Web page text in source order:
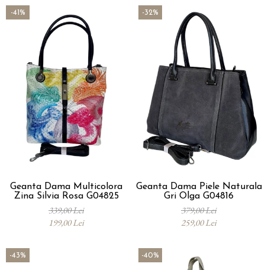
-41%
Geanta Dama Multicolora
Zina Silvia Rosa G04825
339,00 Lei
199,00 Lei
-32%
Geanta Dama Piele Naturala
Gri Olga G04816
379,00 Lei
259,00 Lei
-43% -40%